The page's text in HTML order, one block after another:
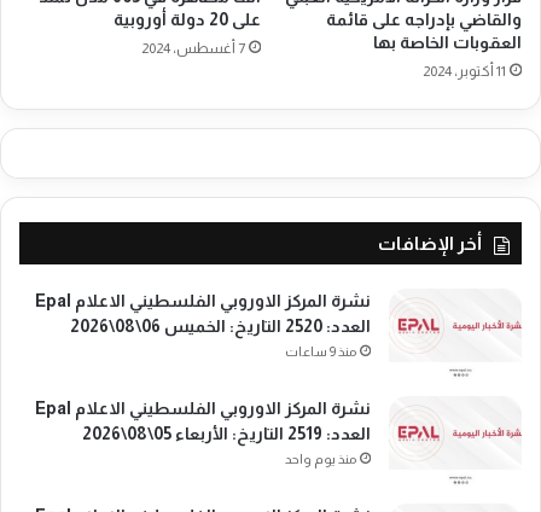
ا
د
ة
م
ع
ي
ة
ق
والقاضي بإدراجه على قائمة
العقوبات الخاصة بها
11 أكتوبر، 2024
على 20 دولة أوروبية
7 أغسطس، 2024
أخر الإضافات
نشرة المركز الاوروبي الفلسطيني الاعلام Epal
العدد: 2520 التاريخ: الخميس 06\08\2026
منذ 9 ساعات
نشرة المركز الاوروبي الفلسطيني الاعلام Epal
العدد: 2519 التاريخ: الأربعاء 05\08\2026
منذ يوم واحد